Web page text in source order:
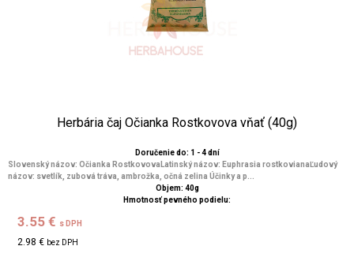
Herbária čaj Očianka Rostkovova vňať (40g)
Doručenie do: 1 - 4 dní
Slovenský názov: Očianka RostkovovaLatinský názov: Euphrasia rostkovianaĽudový
názov: svetlík, zubová tráva, ambrožka, očná zelina Účinky a p...
Objem: 40g
Hmotnosť pevného podielu:
3.55 € s DPH
2.98 € bez DPH